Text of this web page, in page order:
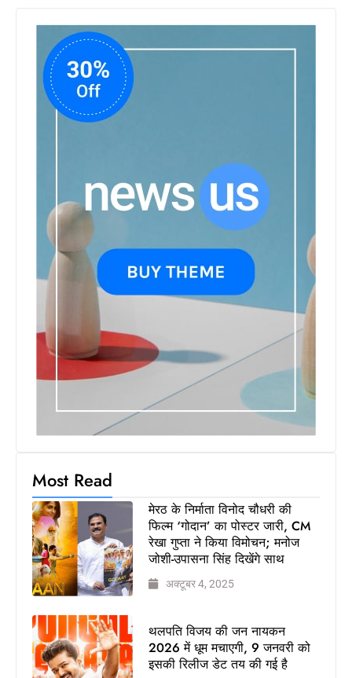
Most Read
मेरठ के निर्माता विनोद चौधरी की
फिल्म ‘गोदान’ का पोस्टर जारी, CM
रेखा गुप्ता ने किया विमोचन; मनोज
जोशी-उपासना सिंह दिखेंगे साथ
अक्टूबर 4, 2025
थलपति विजय की जन नायकन
2026 में धूम मचाएगी, 9 जनवरी को
इसकी रिलीज डेट तय की गई है